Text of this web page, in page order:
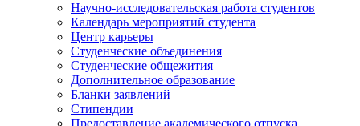
Научно-исследовательская работа студентов
Календарь мероприятий студента
Центр карьеры
Студенческие объединения
Студенческие общежития
Дополнительное образование
Бланки заявлений
Стипендии
Предоставление академического отпуска